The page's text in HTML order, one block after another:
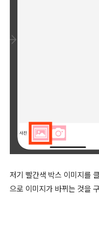
저기 빨간색 박스 이미지를
으로 이미지가 바뀌는 것을